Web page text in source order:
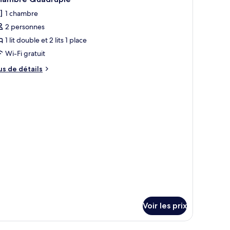
1 chambre
2 personnes
1 lit double et 2 lits 1 place
Wi-Fi gratuit
de détails
Voir les prix